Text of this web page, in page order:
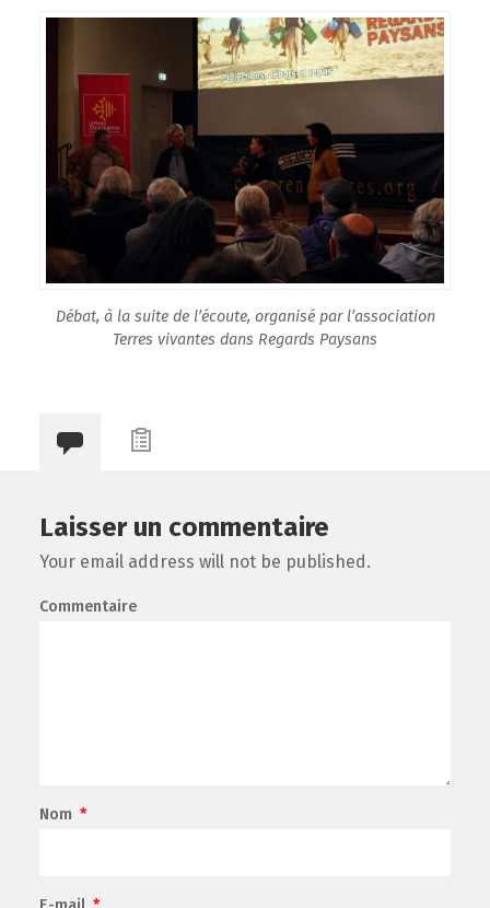
Débat, à la suite de l’écoute, organisé par l’association
Terres vivantes dans Regards Paysans
Laisser un commentaire
Your email address will not be published.
Commentaire
Nom *